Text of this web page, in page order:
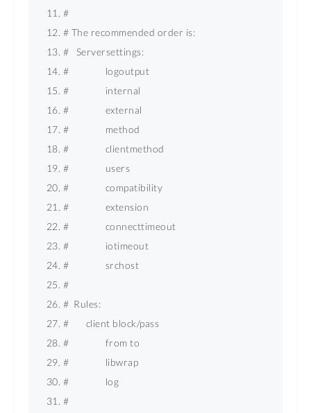
#
# The recommended order is:
#   Serversettings:
#               logoutput
#               internal
#               external
#               method
#               clientmethod
#               users
#               compatibility
#               extension
#               connecttimeout
#               iotimeout
#               srchost
#
#  Rules:
#       client block/pass
#               from to
#               libwrap
#               log
#